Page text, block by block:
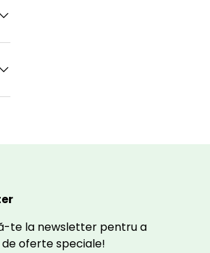
te la newsletter pentru a
oferte speciale!